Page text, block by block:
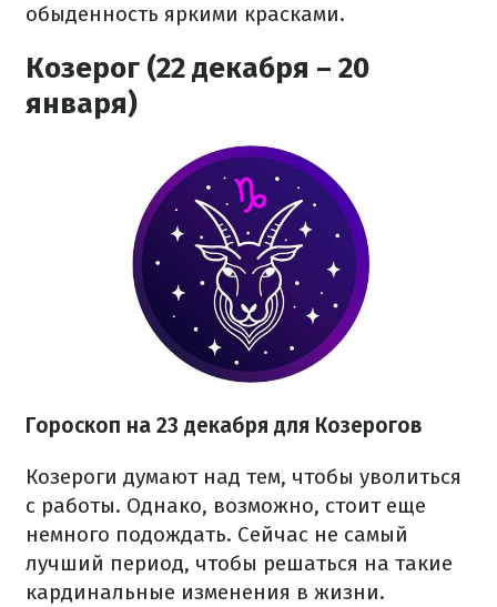
обыденность яркими красками.
Козерог (22 декабря – 20
января)
Гороскоп на 23 декабря для Козерогов
Козероги думают над тем, чтобы уволиться
с работы. Однако, возможно, стоит еще
немного подождать. Сейчас не самый
лучший период, чтобы решаться на такие
кардинальные изменения в жизни.